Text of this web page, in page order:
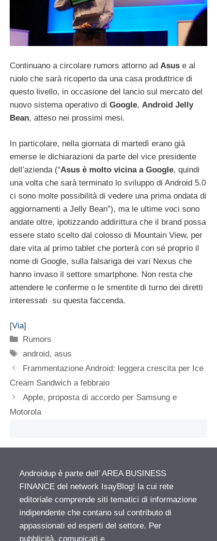
Continuano a circolare rumors attorno ad Asus e al
ruolo che sarà ricoperto da una casa produttrice di
questo livello, in occasione del lancio sul mercato del
nuovo sistema operativo di Google, Android Jelly
Bean, atteso nei prossimi mesi.
In particolare, nella giornata di martedì erano già
emerse le dichiarazioni da parte del vice presidente
dell’azienda (“Asus è molto vicina a Google, quindi
una volta che sarà terminato lo sviluppo di Android 5.0
ci sono molte possibilità di vedere una prima ondata di
aggiornamenti a Jelly Bean”), ma le ultime voci sono
andate oltre, ipotizzando addirittura che il brand possa
essere stato scelto dal colosso di Mountain View, per
dare vita al primo tablet che porterà con sé proprio il
nome di Google, sulla falsariga dei vari Nexus che
hanno invaso il settore smartphone. Non resta che
attendere le conferme o le smentite di turno dei diretti
interessati su questa faccenda.
[Via]
Categorie
Rumors
Tag
android,asus
Frammentazione Android: leggera crescita per Ice
Cream Sandwich a febbraio
Apple, proposta di accordo per Samsung e
Motorola
Androidup è parte dell' AREA BUSINESS
FINANCE del network IsayBlog! la cui rete
editoriale comprende siti tematici di informazione
indipendente che contano sul contributo di
appassionati ed esperti del settore. Per
pubblicità, comunicati e